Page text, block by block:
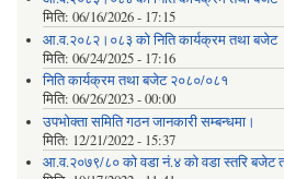
मिति: 06/16/2026 - 17:15
आ.व.२०८२।०८३ को निति कार्यक्रम तथा बजेट
मिति: 06/24/2025 - 17:16
निति कार्यक्रम तथा बजेट २०८०/०८१
मिति: 06/26/2023 - 00:00
उपभोक्ता समिति गठन जानकारी सम्बन्धमा।
मिति: 12/21/2022 - 15:37
आ.व.२०७९/८० को वडा नं.४ को वडा स्तरि बजेट